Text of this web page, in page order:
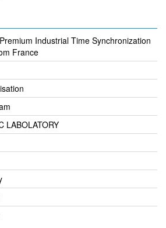
Industrial Time Synchronization
France
LABOLATORY